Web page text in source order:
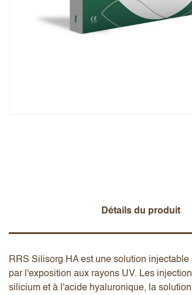
Détails du produit
RRS Silisorg HA est une solution
par l'exposition aux rayons UV. Les
silicium et à l'acide hyaluronique, la
Note globale